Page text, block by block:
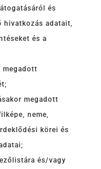
és
hivatkozás adatait,
és a
megadott
megadott
neme,
körei és
és/vagy